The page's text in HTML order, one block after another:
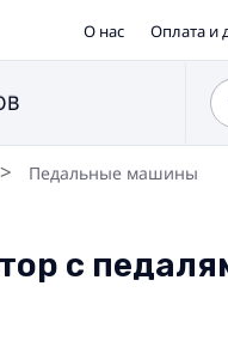
О нас Оплата и
Педальные машины
с